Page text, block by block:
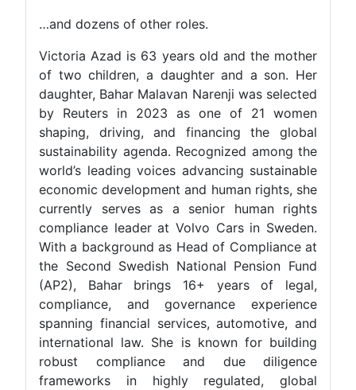
…and dozens of other roles.
Victoria Azad is 63 years old and the mother
of two children, a daughter and a son. Her
daughter, Bahar Malavan Narenji was selected
by Reuters in 2023 as one of 21 women
shaping, driving, and financing the global
sustainability agenda. Recognized among the
world’s leading voices advancing sustainable
economic development and human rights, she
currently serves as a senior human rights
compliance leader at Volvo Cars in Sweden.
With a background as Head of Compliance at
the Second Swedish National Pension Fund
(AP2), Bahar brings 16+ years of legal,
compliance, and governance experience
spanning financial services, automotive, and
international law. She is known for building
robust compliance and due diligence
frameworks in highly regulated, global